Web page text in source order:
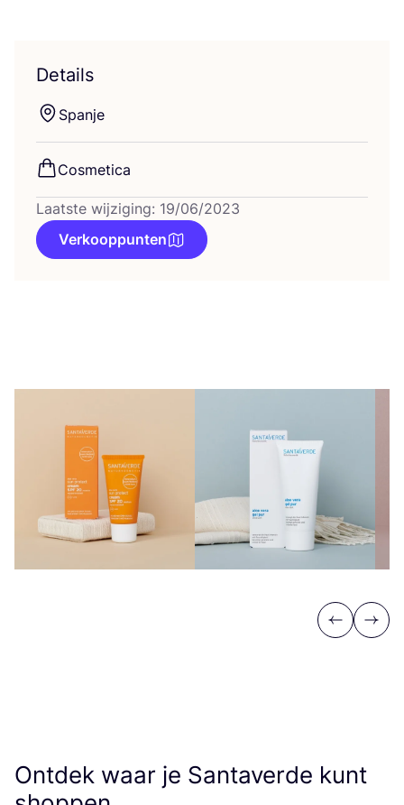
Details
Span­je
Cos­me­ti­ca
Laatste wijziging: 19/06/2023
Verkooppunten
Previous
Next
Ontdek waar je Santaverde kunt